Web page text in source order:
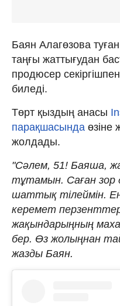
Баян Алагөзова
таңғы жаттығудан
продюсер
биледі.
Төрт қыздың анасы
парақшасында өзіне
жолдады.
"Сәлем, 51! Баяша,
тұтамын. Саған зор
шаттық тілеймін.
керемет
жақындарыңның
бер. Өз жолыңнан
жазды Баян.